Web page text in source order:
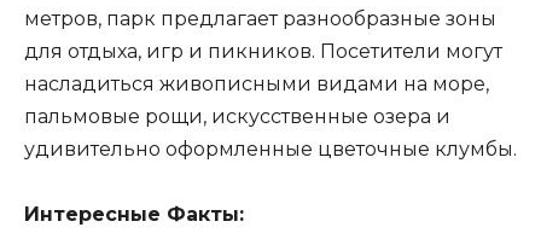
метров, парк предлагает разнообразные зоны
для отдыха, игр и пикников. Посетители могут
насладиться живописными видами на море,
пальмовые рощи, искусственные озера и
удивительно оформленные цветочные клумбы.
Интересные Факты: